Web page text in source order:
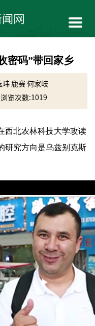
密码”带回家乡
玮 鹿赛 何家岐
浏览次数:1019
西北农林科技大学攻读
研究方向是乌兹别克斯
Play